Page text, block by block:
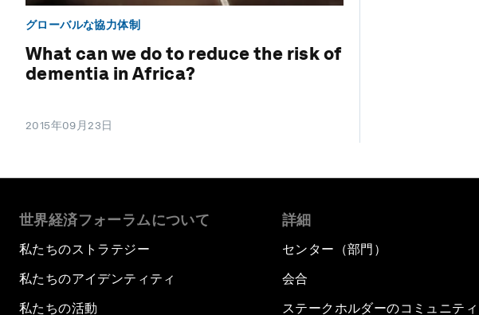
グローバルな協力体制
What can we do to reduce the risk of
dementia in Africa?
2015年09月23日
世界経済フォーラムについて
私たちのストラテジー
私たちのアイデンティティ
私たちの活動
詳細
センター（部門）
会合
ステークホルダーのコミュニティ